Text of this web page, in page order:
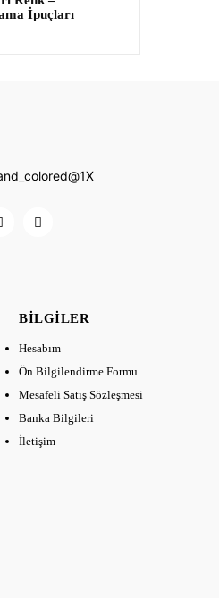
İpuçları
BILGILER
Hesabım
Ön Bilgilendirme Formu
Mesafeli Satış Sözleşmesi
Banka Bilgileri
İletişim